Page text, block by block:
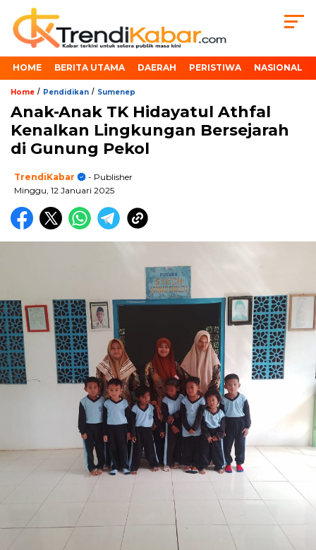
HOME BERITA UTAMA DAERAH PERISTIWA NASIONAL
Home / Pendidikan / Sumenep
Anak-Anak TK Hidayatul Athfal
Kenalkan Lingkungan Bersejarah
di Gunung Pekol
TrendiKabar
- Publisher
Minggu, 12 Januari 2025